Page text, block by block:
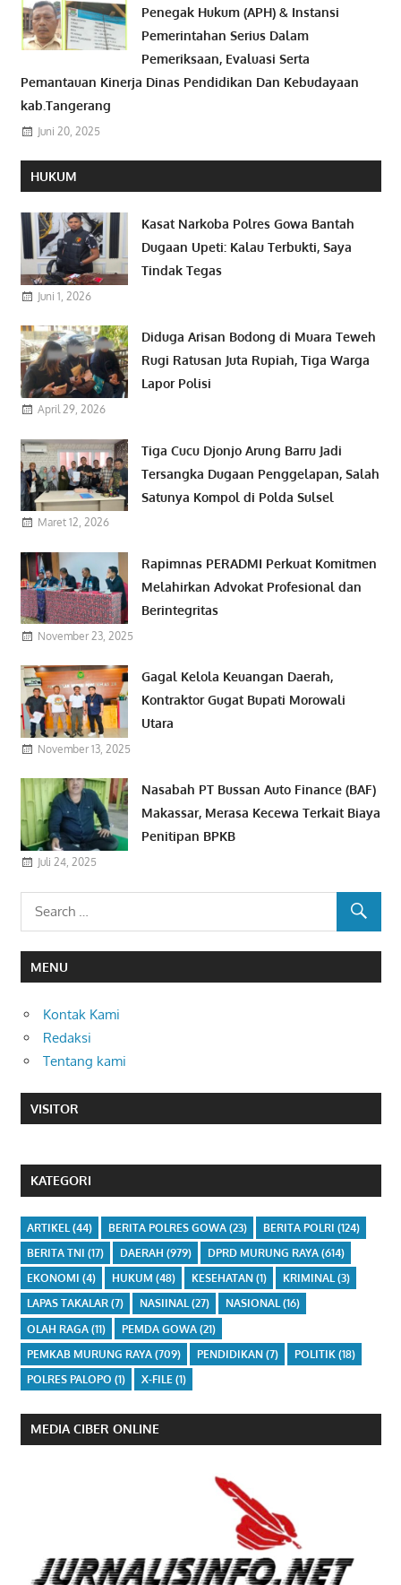
Penegak Hukum (APH) & Instansi
Pemerintahan Serius Dalam
Pemeriksaan, Evaluasi Serta
Pemantauan Kinerja Dinas Pendidikan Dan Kebudayaan
kab.Tangerang
Juni 20, 2025
HUKUM
Kasat Narkoba Polres Gowa Bantah
Dugaan Upeti: Kalau Terbukti, Saya
Tindak Tegas
Juni 1, 2026
Diduga Arisan Bodong di Muara Teweh
Rugi Ratusan Juta Rupiah, Tiga Warga
Lapor Polisi
April 29, 2026
Tiga Cucu Djonjo Arung Barru Jadi
Tersangka Dugaan Penggelapan, Salah
Satunya Kompol di Polda Sulsel
Maret 12, 2026
Rapimnas PERADMI Perkuat Komitmen
Melahirkan Advokat Profesional dan
Berintegritas
November 23, 2025
Gagal Kelola Keuangan Daerah,
Kontraktor Gugat Bupati Morowali
Utara
November 13, 2025
Nasabah PT Bussan Auto Finance (BAF)
Makassar, Merasa Kecewa Terkait Biaya
Penitipan BPKB
Juli 24, 2025
MENU
Kontak Kami
Redaksi
Tentang kami
VISITOR
KATEGORI
ARTIKEL (44) BERITA POLRES GOWA(23) BERITA POLRI (124)
BERITA TNI (17) DAERAH (979) DPRD MURUNG RAYA(614)
EKONOMI (4) HUKUM (48) KESEHATAN(1) KRIMINAL(3)
LAPAS TAKALAR(7) NASIINAL(27) NASIONAL(16)
OLAH RAGA(11) PEMDA GOWA(21)
PEMKAB MURUNG RAYA(709) PENDIDIKAN(7) POLITIK(18)
POLRES PALOPO (1) X-FILE (1)
MEDIA CIBER ONLINE